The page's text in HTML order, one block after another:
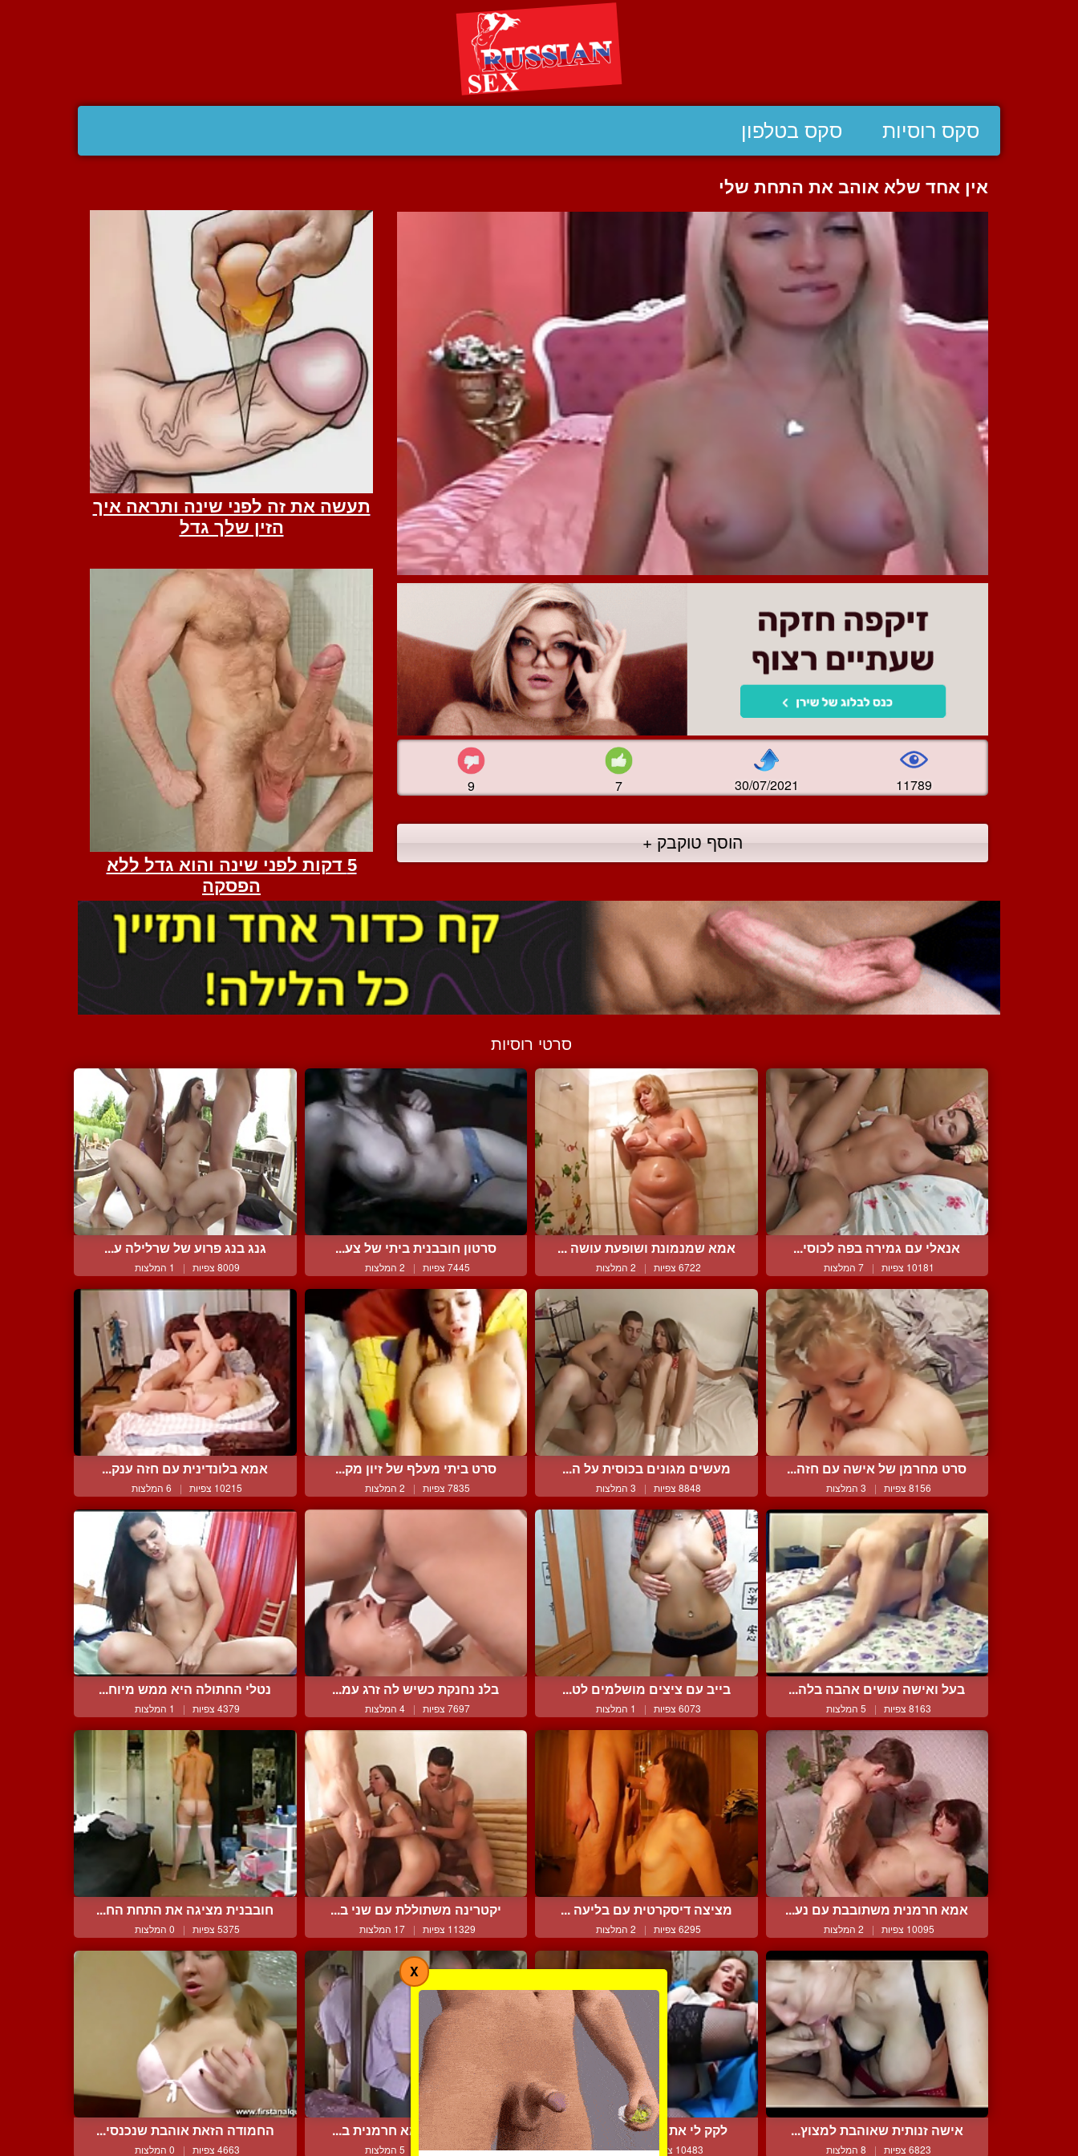
סקס רוסיות סקס בטלפון
אין אחד שלא אוהב את התחת שלי
9 7 30/07/2021 11789
הוסף טוקבק +
סרטי רוסיות
אנאלי עם גמירה בפה לכוסי...
10181 צפיות | 7 המלצות
אמא שמנמונת ושופעת עושה ...
6722 צפיות | 2 המלצות
סרטון חובבנית ביתי של צע...
7445 צפיות | 2 המלצות
גנג בנג פרוע של שרלילה ע...
8009 צפיות | 1 המלצות
סרט מחרמן של אישה עם חזה...
8156 צפיות | 3 המלצות
מעשים מגונים בכוסית על ה...
8848 צפיות | 3 המלצות
סרט ביתי מעלף של זיון מק...
7835 צפיות | 2 המלצות
אמא בלונדינית עם חזה ענק...
10215 צפיות | 6 המלצות
בעל ואישה עושים אהבה בלה...
8163 צפיות | 5 המלצות
בייב עם ציצים מושלמים לט...
6073 צפיות | 1 המלצות
בלנ נחנקת כשיש לה זרג עמ...
7697 צפיות | 4 המלצות
נטלי החתולה היא ממש מיוח...
4379 צפיות | 1 המלצות
אמא חרמנית משתובבת עם נע...
10095 צפיות | 2 המלצות
מציצה דיסקרטית עם בליעה ...
6295 צפיות | 2 המלצות
יקטרינה משתוללת עם שני ב...
11329 צפיות | 17 המלצות
חובבנית מציגה את התחת הח...
5375 צפיות | 0 המלצות
אישה זנותית שאוהבת למצוץ...
6823 צפיות | 8 המלצות
לקק לי את הכוס והתחת, מו...
10483 צפיות | 3 המלצות
בחור שרירי ואמא חרמנית ב...
8414 צפיות | 5 המלצות
החמודה הזאת אוהבת שנכנסי...
4663 צפיות | 0 המלצות
X